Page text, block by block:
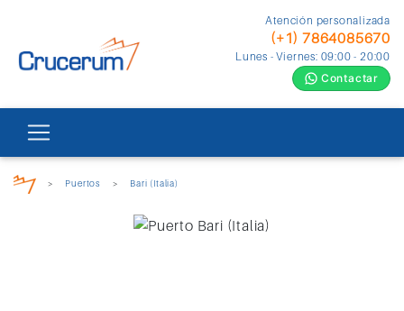
Atención personalizada
(+1) 7864085670
Lunes - Viernes: 09:00 - 20:00
Contactar
> Puertos > Bari (Italia)